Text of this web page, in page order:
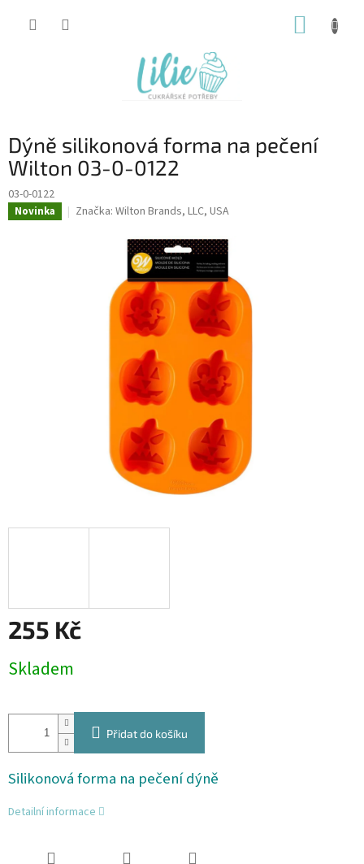
Dýně silikonová forma na pečení
Wilton 03-0-0122
03-0-0122
Novinka Značka: Wilton Brands, LLC, USA
255 Kč
cena:
Skladem
Přidat do košíku
Silikonová forma na pečení dýně
Detailní informace